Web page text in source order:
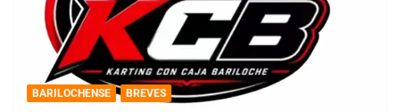
BARILOCHENSE BREVES